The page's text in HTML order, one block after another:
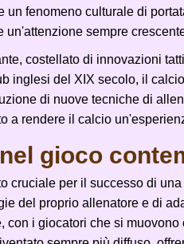
fenomeno culturale di
sempre
costellato di innovazioni
inglesi del XIX secolo, il
di nuove tecniche di
a rendere il calcio
gioco
cruciale per il successo di
del proprio allenatore e di
i giocatori che si